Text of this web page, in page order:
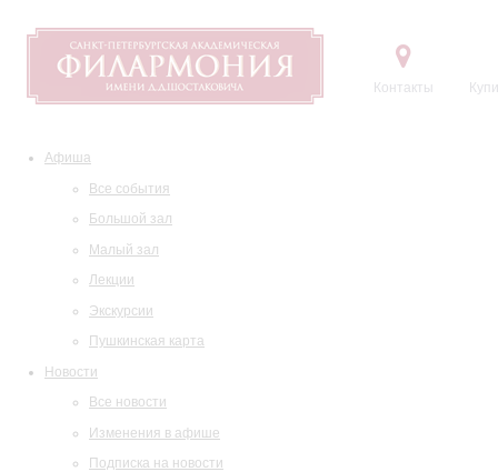
Контакты
Афиша
Все события
Большой зал
Малый зал
Лекции
Экскурсии
Пушкинская карта
Новости
Все новости
Изменения в афише
Подписка на новости